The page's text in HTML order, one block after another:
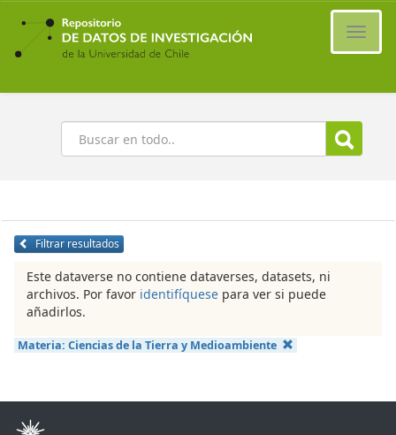
Ir
contenido
principal
Buscar
Filtrar resultados
Este dataverse no contiene dataverses, datasets, ni
archivos. Por favor identifíquese para ver si puede
añadirlos.
Materia: Ciencias de la Tierra y Medioambiente